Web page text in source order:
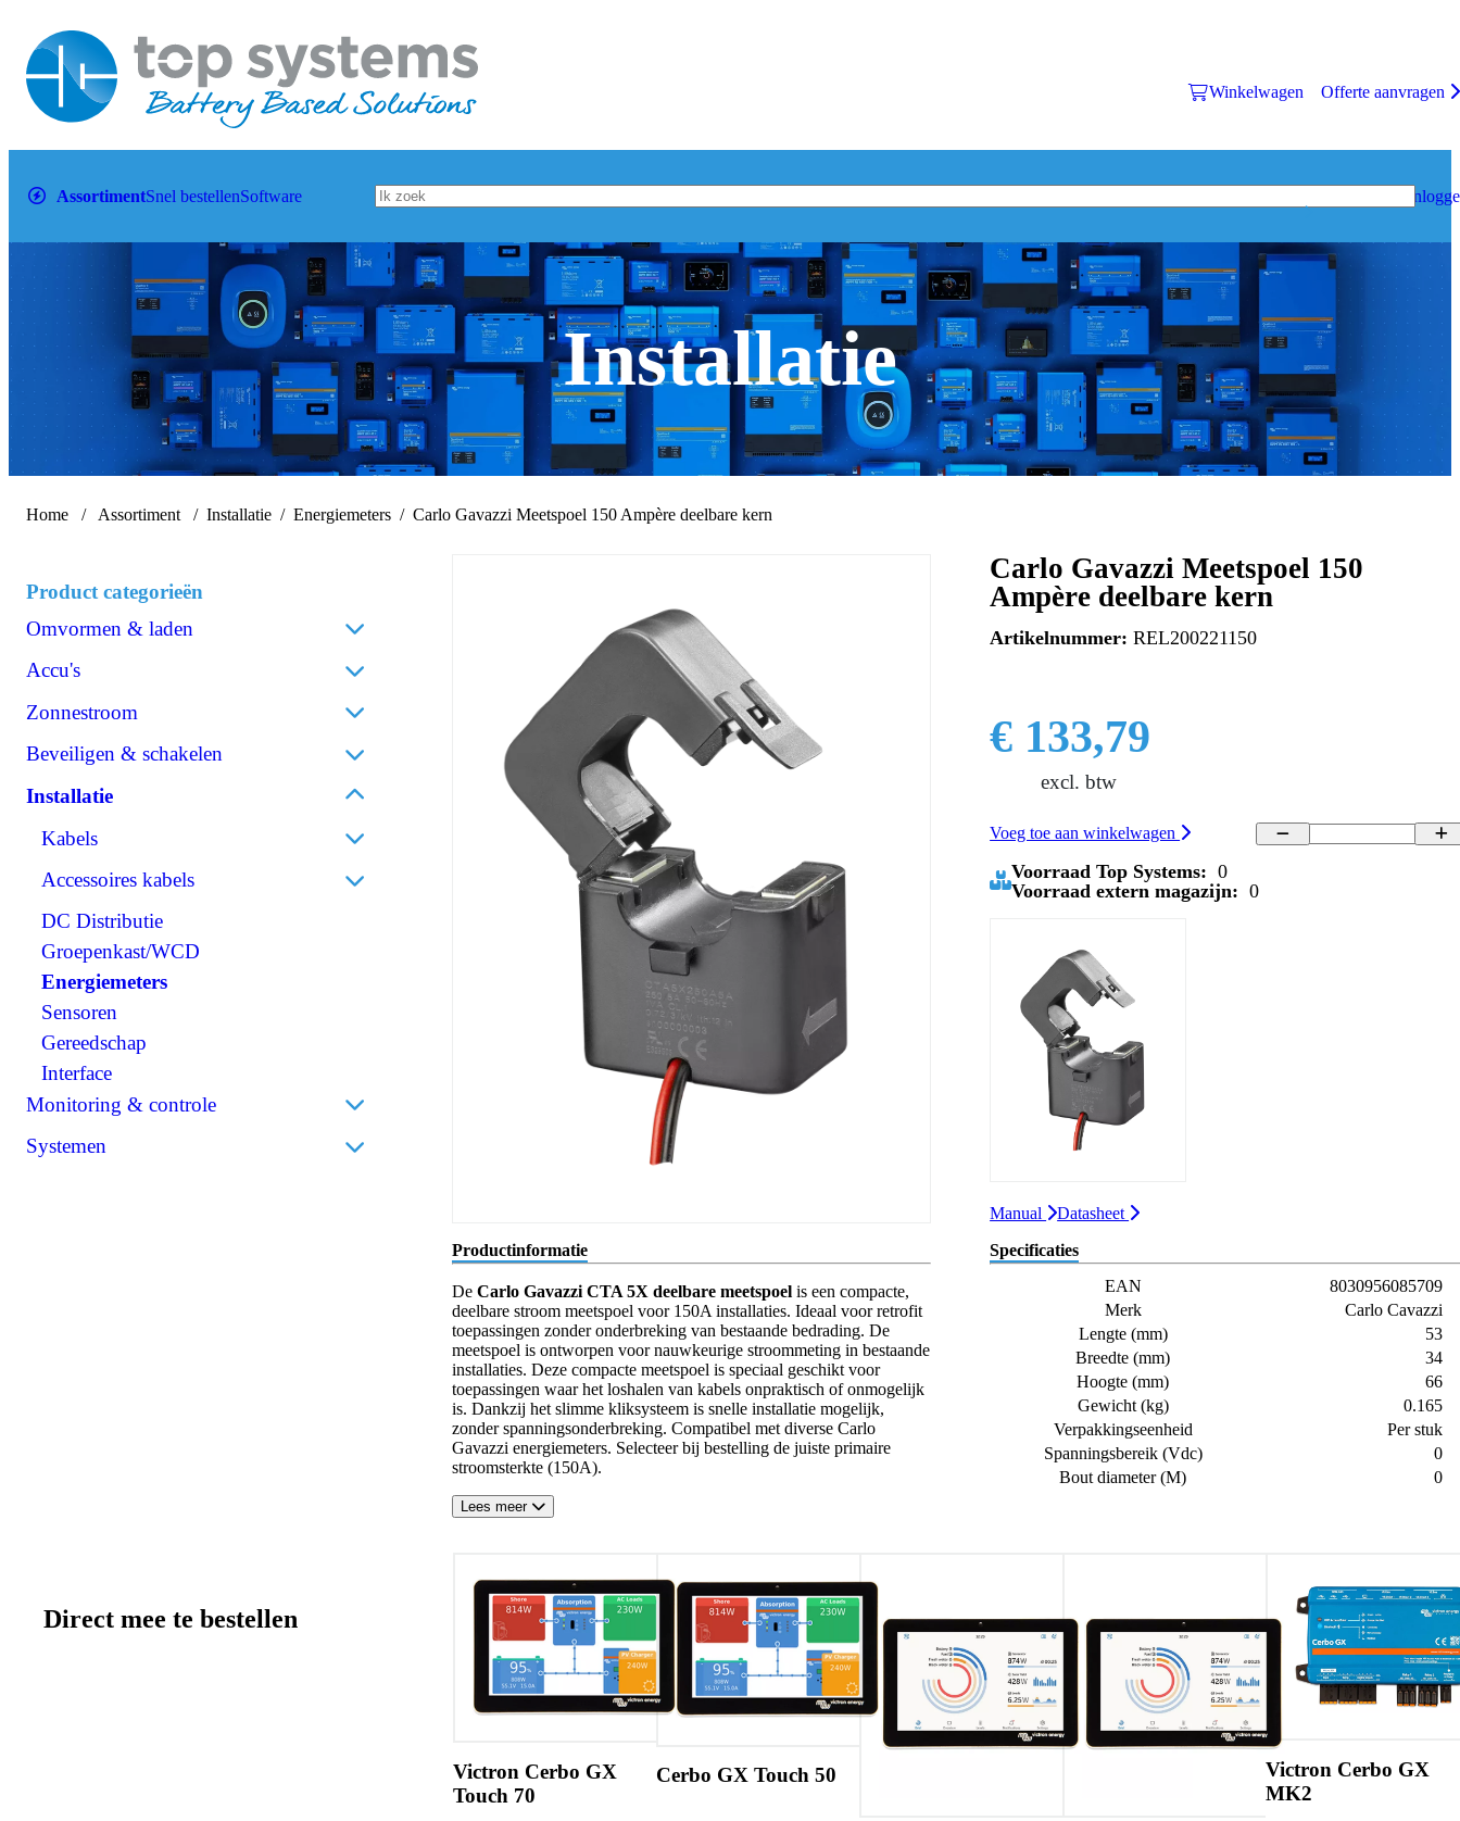
Winkelwagen Offerte aanvragen
AssortimentSnel bestellenSoftware
Installatie
Home Assortiment Installatie Energiemeters Carlo Gavazzi Meetspoel 150 Ampère deelbare kern
Product categorieën
Omvormen & laden
Acculaders
Omvormen/laden combi
Omvormen DC/AC
120V Producten
IEC/UK Producten
Accessoires Omvormen & laden
Accu's
Lithium
AGM
Spiraalcel
Tractie
OPzS
Accessoires accu's
Zonnestroom
Zonnepanelen
Omvormers zonnepanelen
Beveiligen & schakelen
Omschakelautomaten
Isolatiebewakers
Zekeringhouders
Schakelaars
Relais
Scheidingstransformatoren
BMS (Battery Management System)
Installatie
Kabels
Accu
Walstroom
Communicatie
Remote control
Solar
Installatie
Accessoires kabels
Perskabelogen
Accuklemmen
Isolatiekappen
Stekkers
Krimpkousen
DC Distributie
Groepenkast/WCD
Energiemeters
Sensoren
Gereedschap
Interface
Monitoring & controle
Accumonitors
Systemen
Carlo Gavazzi Meetspoel 150
Ampère deelbare kern
Artikelnummer: REL200221150
€ 133,79
excl. btw
Voeg toe aan winkelwagen
Voorraad Top Systems: 0
Voorraad extern magazijn: 0
Manual
Datasheet
Productinformatie
DeCarlo Gavazzi CTA 5X deelbare meetspoelis een compacte,
deelbare stroom meetspoel voor 150A installaties. Ideaal voor retrofit
toepassingen zonder onderbreking van bestaande bedrading. De
meetspoel is ontworpen voor nauwkeurige stroommeting in bestaande
installaties. Deze compacte meetspoel is speciaal geschikt voor
toepassingen waar het loshalen van kabels onpraktisch of onmogelijk
is. Dankzij het slimme kliksysteem is snelle installatie mogelijk,
zonder spanningsonderbreking. Compatibel met diverse Carlo
Gavazzi energiemeters. Selecteer bij bestelling de juiste primaire
stroomsterkte (150A).
Lees meer
Specificaties
EAN
8030956085709
Merk
Carlo Cavazzi
Lengte (mm)
53
Breedte (mm)
34
Hoogte (mm)
66
Gewicht (kg)
0.165
Verpakkingseenheid
Per stuk
Spanningsbereik (Vdc)
0
Bout diameter (M)
0
Direct mee te bestellen
Victron Cerbo GX
Touch 70
Cerbo GX Touch 50
Victron Cerbo GX
MK2